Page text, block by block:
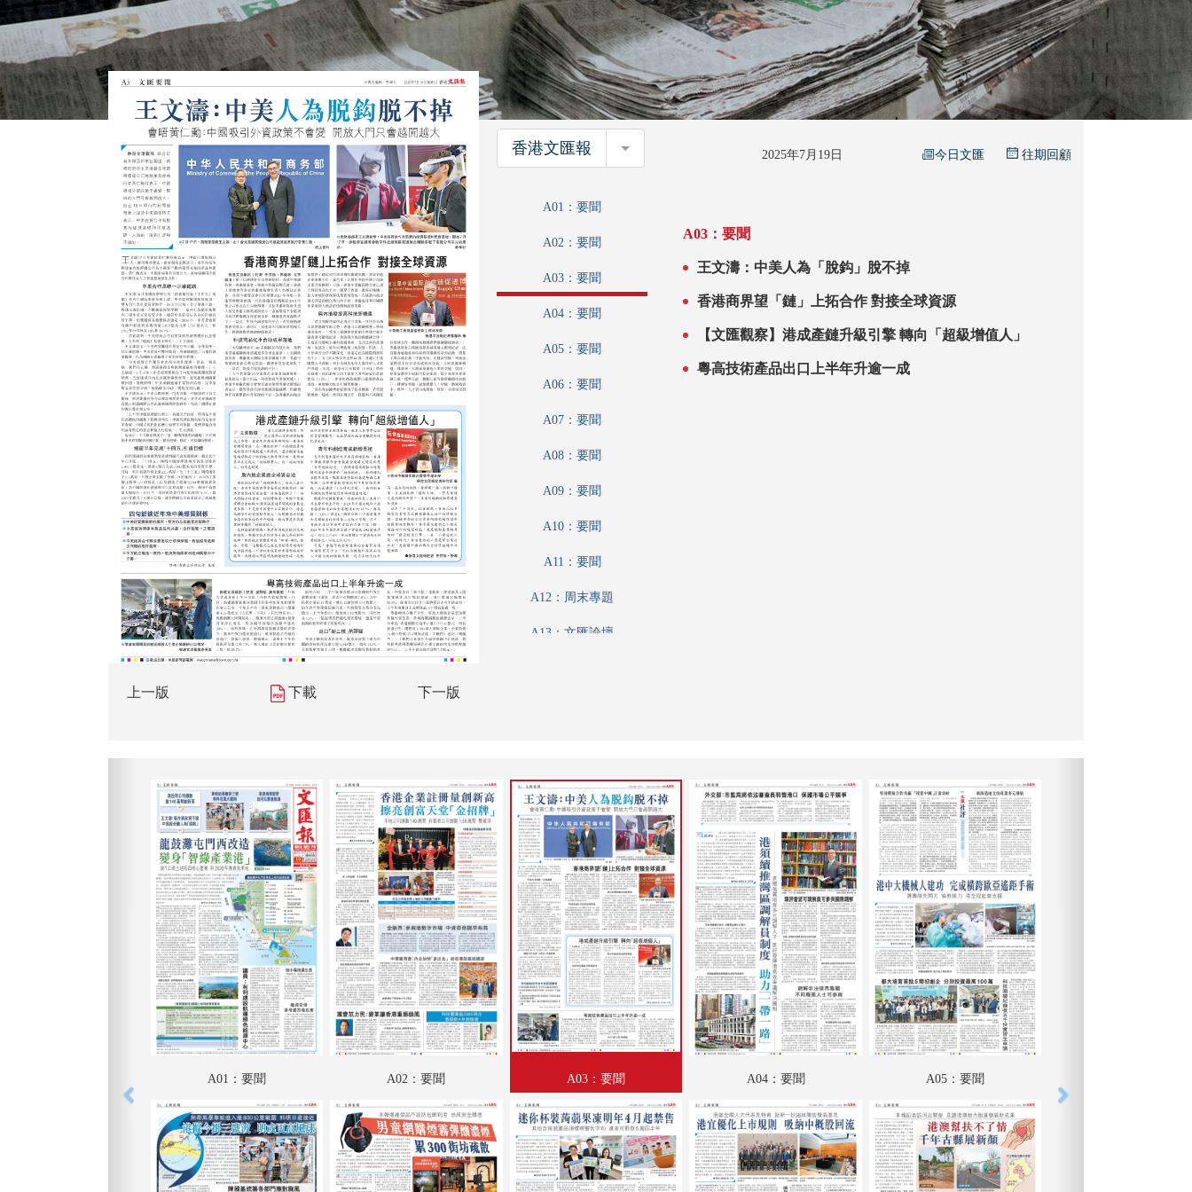
上一版 下載 下一版
香港文匯報 香港文匯報 2025年7月19日 今日文匯 往期回顧
A01：要聞
A02：要聞
A03：要聞
A04：要聞
A05：要聞
A06：要聞
A07：要聞
A08：要聞
A09：要聞
A10：要聞
A11：要聞
A12：周末專題
A13：文匯論壇
B02：藝粹
B03：愛漫遊
B04：文匯園
B05：娛樂
B06：娛樂
B07：體育
B08：體育
A03：要聞
王文濤：中美人為「脫鈎」脫不掉
香港商界望「鏈」上拓合作 對接全球資源
【文匯觀察】港成產鏈升級引擎 轉向「超級增值人」
粵高技術產品出口上半年升逾一成
A01：要聞 A02：要聞 A03：要聞 A04：要聞 A05：要聞